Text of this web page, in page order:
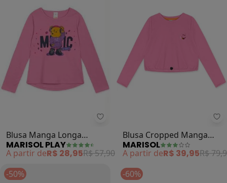
Marisol Play - Blusa Manga
Blusa Manga Longa
Infantil Feminina (Rosa)
MARISOL PLAY
A partir deR$ 28,95R$ 57,90
Blusa Cropped Manga
Longa (Rosa)
MARISOL
A partir deR$ 39,95R$
-50%
-60%